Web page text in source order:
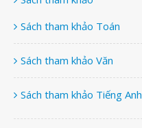
Sách tham khảo Toán
Sách tham khảo Văn
Sách tham khảo Tiếng Anh